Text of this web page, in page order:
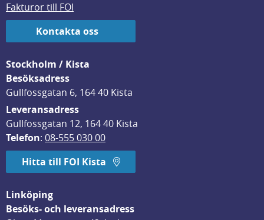
Fakturor till FOI
Kontakta oss
Stockholm / Kista
Besöksadress
Gullfossgatan 6, 164 40 Kista
Leveransadress
Gullfossgatan 12, 164 40 Kista
Telefon: 08-555 030 00
Hitta till FOI Kista
Linköping
Besöks- och leveransadress